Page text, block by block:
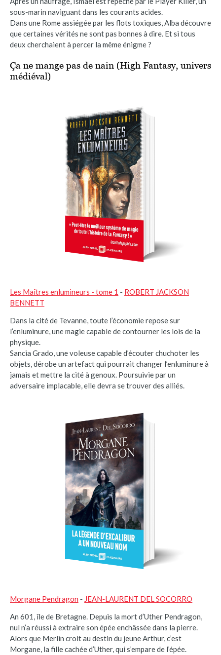
sous-marin naviguant dans les courants acides.
Dans une Rome assiégée par les flots toxiques, Alba découvre
que certaines vérités ne sont pas bonnes à dire. Et si tous
deux cherchaient à percer la même énigme ?
Ça ne mange pas de nain (High Fantasy, univers
médiéval)
Les Maîtres enlumineurs - tome 1 - ROBERT JACKSON
BENNETT
Dans la cité de Tevanne, toute l’économie repose sur
l’enluminure, une magie capable de contourner les lois de la
physique.
Sancia Grado, une voleuse capable d’écouter chuchoter les
objets, dérobe un artefact qui pourrait changer l’enluminure à
jamais et mettre la cité à genoux. Poursuivie par un
adversaire implacable, elle devra se trouver des alliés.
Morgane Pendragon - JEAN-LAURENT DEL SOCORRO
An 601, île de Bretagne. Depuis la mort d’Uther Pendragon,
nul n’a réussi à extraire son épée enchâssée dans la pierre.
Alors que Merlin croit au destin du jeune Arthur, c’est
Morgane, la fille cachée d’Uther, qui s’empare de l’épée.